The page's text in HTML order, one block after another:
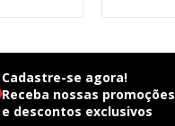
Cadastre-se agora!
Receba nossas promoções
e descontos exclusivos